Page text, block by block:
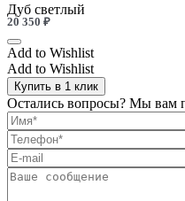
Дуб светлый
20 350 ₽
Add to Wishlist
Add to Wishlist
Купить в 1 клик
Остались вопросы? Мы вам